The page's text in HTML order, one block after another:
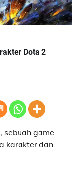
Dota 2
sebuah game
karakter dan